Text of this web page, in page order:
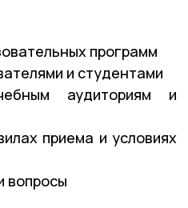
программ
и студентами
аудиториям и
приема и условиях
вопросы